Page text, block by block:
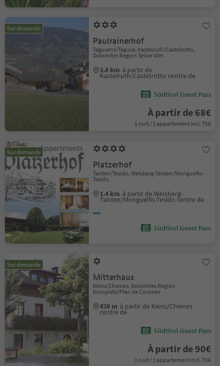
Sur demande
Paulrainerhof
Tagusens/Tagusa, Kastelruth/Castelrotto,
Dolomites Region Seiser Alm
2.8 km à partir de
Kastelruth/Castelrotto centre de
Südtirol Guest Pass
À partir de 68€
1 nuit / 1 appartement incl. TVA
Sur demande
Platzerhof
Taisten/Tesido, Welsberg-Taisten/Monguelfo-
Tesido,
1.4 km à partir de Welsberg-
Taisten/Monguelfo-Tesido centre de
Südtirol Guest Pass
Sur demande
Mitterhaus
Kiens/Chienes, Dolomites Region
Kronplatz/Plan de Corones
438 m à partir de Kiens/Chienes
centre de
Südtirol Guest Pass
À partir de 90€
1 nuit / 1 appartement incl. TVA